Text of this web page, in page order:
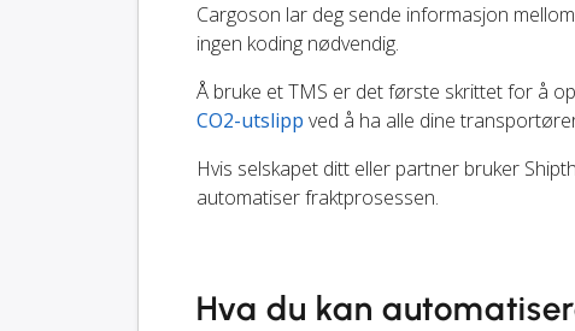
Cargoson lar deg sende informasjon
ingen koding nødvendig.
Å bruke et TMS er det første skrittet for å
CO2-utslipp ved å ha alle dine
Hvis selskapet ditt eller partner bruker
automatiser fraktprosessen.
Hva du kan